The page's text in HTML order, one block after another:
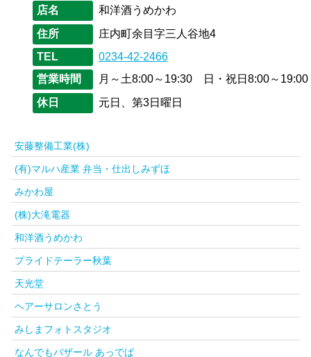
店名
和洋酒うめかわ
住所
庄内町余目字三人谷地4
TEL
0234-42-2466
営業時間
月～土8:00～19:30 日・祝日8:00～19:00
休日
元日、第3日曜日
安藤整備工業(株)
(有)マルハ産業 弁当・仕出しみずほ
みかわ屋
(株)大滝電器
和洋酒うめかわ
プライドテーラー秋葉
天光堂
ヘアーサロンさとう
みしまフォトスタジオ
なんでもバザール あっでば